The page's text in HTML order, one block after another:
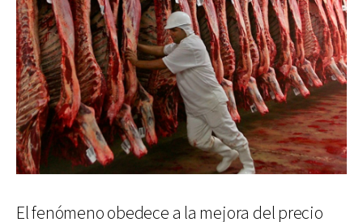
El fenómeno obedece a la mejora del precio